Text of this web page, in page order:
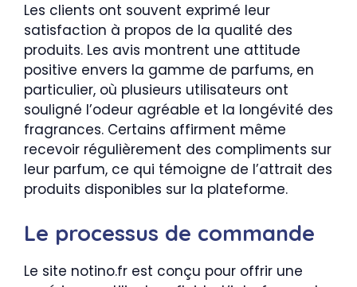
Les clients ont souvent exprimé leur
satisfaction à propos de la qualité des
produits. Les avis montrent une attitude
positive envers la gamme de parfums, en
particulier, où plusieurs utilisateurs ont
souligné l’odeur agréable et la longévité des
fragrances. Certains affirment même
recevoir régulièrement des compliments sur
leur parfum, ce qui témoigne de l’attrait des
produits disponibles sur la plateforme.
Le processus de commande
Le site notino.fr est conçu pour offrir une